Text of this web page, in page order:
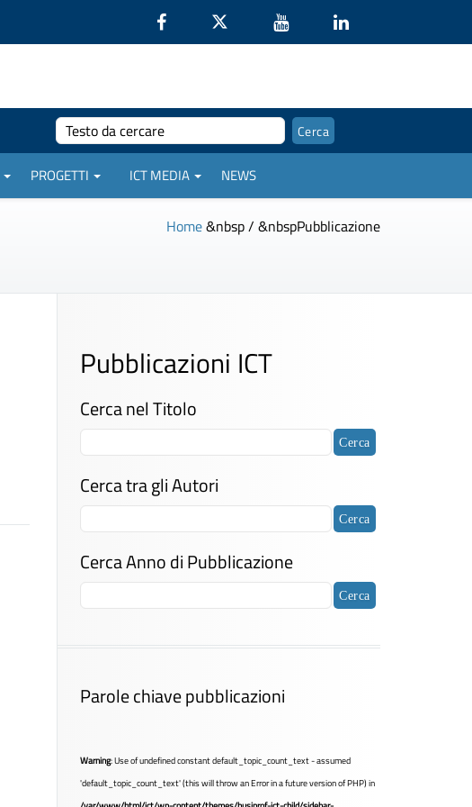
PROGETTI ICT MEDIA NEWS
Home&nbsp / &nbspPubblicazione
Pubblicazioni ICT
Cerca nel Titolo
Cerca tra gli Autori
Cerca Anno di Pubblicazione
Parole chiave pubblicazioni
Warning: Use of undefined constant default_topic_count_text - assumed
'default_topic_count_text' (this will throw an Error in a future version of PHP) in